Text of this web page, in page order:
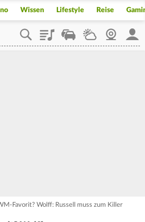
Wissen Lifestyle Reise
PlaylistStaupilotWetterWebcam
Favorit? Wolff: Russell muss zum Killer